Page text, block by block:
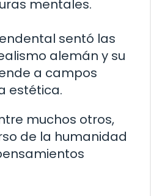
mentales.
sentó las
alemán y su
a campos
estética.
muchos otros,
de la humanidad